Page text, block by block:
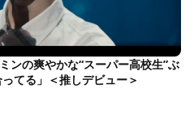
ンの爽やかな“スーパー高校生”ぶ
てる」＜推しデビュー＞